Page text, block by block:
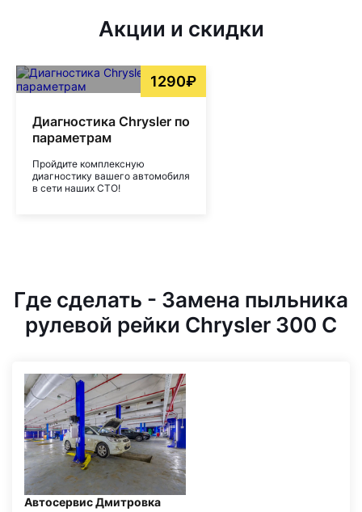
Акции и скидки
1290₽
Диагностика Chrysler по
параметрам
Пройдите комплексную
диагностику вашего автомобиля
в сети наших СТО!
Где сделать - Замена пыльника
рулевой рейки Chrysler 300 C
Автосервис Дмитровка